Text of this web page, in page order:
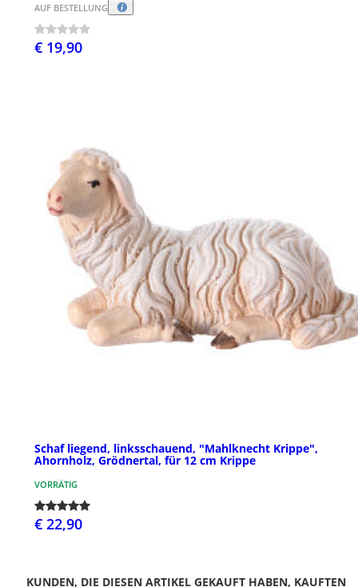
AUF BESTELLUNG
€ 19,90
Schaf liegend, linksschauend, "Mahlknecht Krippe",
Ahornholz, Grödnertal, für 12 cm Krippe
VORRÄTIG
€ 22,90
KUNDEN, DIE DIESEN ARTIKEL GEKAUFT HABEN, KAUFTEN